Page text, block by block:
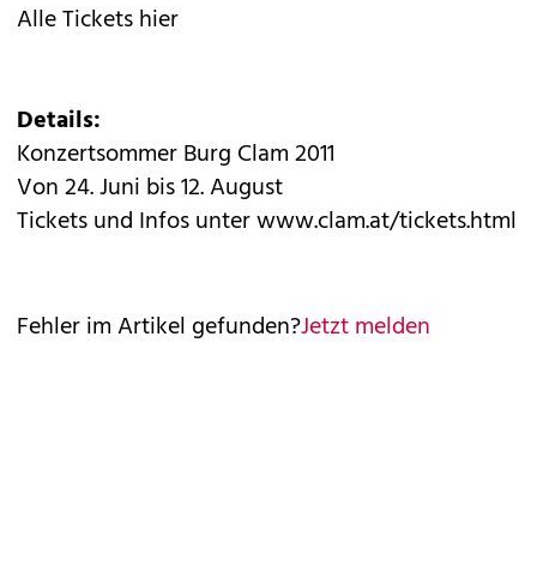
Alle Tickets hier
Details:
Konzertsommer Burg Clam 2011
Von 24. Juni bis 12. August
Tickets und Infos unterwww.clam.at/tickets.html
Fehler im Artikel gefunden?Jetzt melden